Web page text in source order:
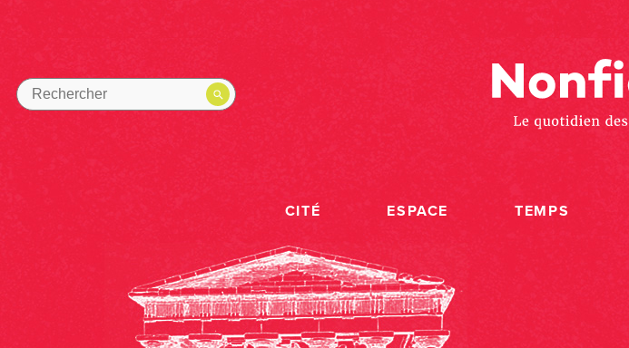
CITÉ ESPACE TEMPS